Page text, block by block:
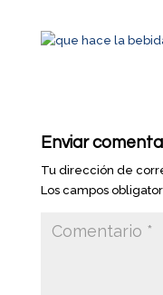
Enviar
Tu dirección de
Los campos